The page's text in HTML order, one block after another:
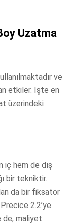
Uzatma
ve
etkiler. İşte en
üzerindeki
iç hem de dış
bir tekniktir.
da bir fiksatör
2.2’ye
de, maliyet